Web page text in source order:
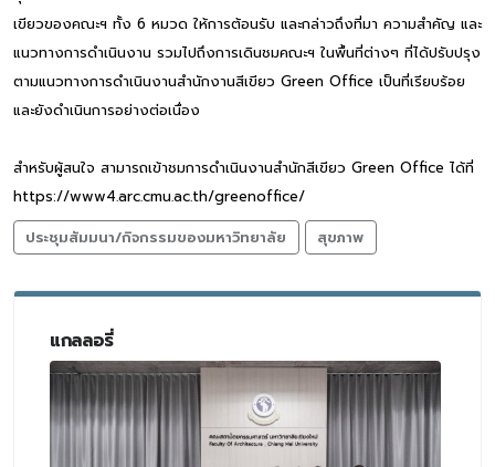
เขียวของคณะฯ ทั้ง 6 หมวด ให้การต้อนรับ และกล่าวถึงที่มา ความสำคัญ และ
แนวทางการดำเนินงาน รวมไปถึงการเดินชมคณะฯ ในพื้นที่ต่างๆ ที่ได้ปรับปรุง
ตามแนวทางการดำเนินงานสำนักงานสีเขียว Green Office เป็นที่เรียบร้อย
และยังดำเนินการอย่างต่อเนื่อง
สำหรับผู้สนใจ สามารถเข้าชมการดำเนินงานสำนักสีเขียว Green Office ได้ที่
https://www4.arc.cmu.ac.th/greenoffice/
ประชุมสัมมนา/กิจกรรมของมหาวิทยาลัย
สุขภาพ
แกลลอรี่